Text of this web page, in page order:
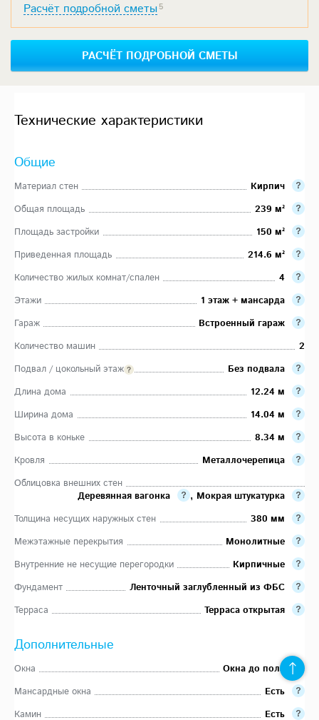
Расчёт подробной сметы 5
РАСЧЁТ ПОДРОБНОЙ СМЕТЫ
Технические характеристики
Общие
Материал стен
Кирпич
Общая площадь
239 м²
Площадь застройки
150 м²
Приведенная площадь
214.6 м²
Количество жилых комнат/спален
4
Этажи
1 этаж + мансарда
Гараж
Встроенный гараж
Количество машин
2
Подвал / цокольный этаж
Без подвала
Длина дома
12.24 м
Ширина дома
14.04 м
Высота в коньке
8.34 м
Кровля
Металлочерепица
Облицовка внешних стен
Деревянная вагонка
, Мокрая штукатурка
Толщина несущих наружных стен
380 мм
Межэтажные перекрытия
Монолитные
Внутренние не несущие перегородки
Кирпичные
Фундамент
Ленточный заглубленный из ФБС
Терраса
Терраса открытая
Дополнительные
Окна
Окна до пола
Мансардные окна
Есть
Камин
Есть